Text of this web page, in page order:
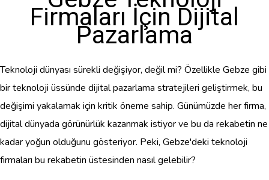
Firmaları İçin Dijital
Pazarlama
Teknoloji dünyası sürekli değişiyor, değil mi? Özellikle Gebze gibi
bir teknoloji üssünde dijital pazarlama stratejileri geliştirmek, bu
değişimi yakalamak için kritik öneme sahip. Günümüzde her firma,
dijital dünyada görünürlük kazanmak istiyor ve bu da rekabetin ne
kadar yoğun olduğunu gösteriyor. Peki, Gebze'deki teknoloji
firmaları bu rekabetin üstesinden nasıl gelebilir?